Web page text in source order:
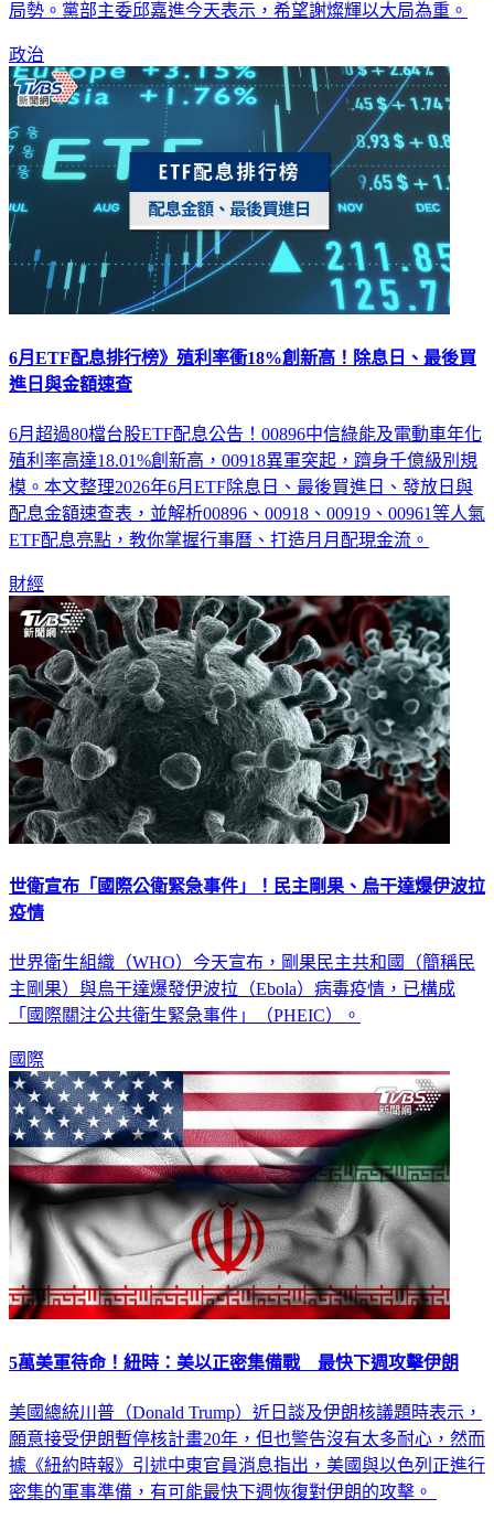
局勢。黨部主委邱嘉進今天表示，希望謝燦輝以大局為重。
政治
6月ETF配息排行榜》殖利率衝18%創新高！除息日、最後買
進日與金額速查
6月超過80檔台股ETF配息公告！00896中信綠能及電動車年化
殖利率高達18.01%創新高，00918異軍突起，躋身千億級別規
模。本文整理2026年6月ETF除息日、最後買進日、發放日與
配息金額速查表，並解析00896、00918、00919、00961等人氣
ETF配息亮點，教你掌握行事曆、打造月月配現金流。
財經
世衛宣布「國際公衛緊急事件」！民主剛果、烏干達爆伊波拉
疫情
世界衛生組織（WHO）今天宣布，剛果民主共和國（簡稱民
主剛果）與烏干達爆發伊波拉（Ebola）病毒疫情，已構成
「國際關注公共衛生緊急事件」（PHEIC）。
國際
5萬美軍待命！紐時：美以正密集備戰 最快下週攻擊伊朗
美國總統川普（Donald Trump）近日談及伊朗核議題時表示，
願意接受伊朗暫停核計畫20年，但也警告沒有太多耐心，然而
據《紐約時報》引述中東官員消息指出，美國與以色列正進行
密集的軍事準備，有可能最快下週恢復對伊朗的攻擊。